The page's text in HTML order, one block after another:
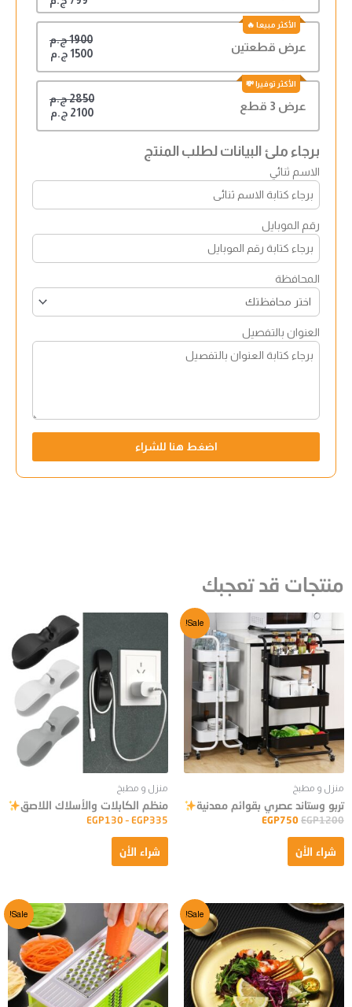
عرض قطعتين
1900 ج.م
1500 ج.م
عرض 3 قطع
2850 ج.م
2100 ج.م
برجاء ملئ البيانات لطلب المنتج
الاسم ثنائي
رقم الموبايل
المحافظة
العنوان بالتفصيل
اضغط هنا للشراء
منتجات قد تعجبك
Sale!
منزل و مطبخ
تربو وستاند عصري بقوائم معدنية
EGP1200
EGP750
شراء الأن
منزل و مطبخ
منظم الكابلات والأسلاك اللاصق
EGP130 – EGP335
شراء الأن
Sale!
Sale!